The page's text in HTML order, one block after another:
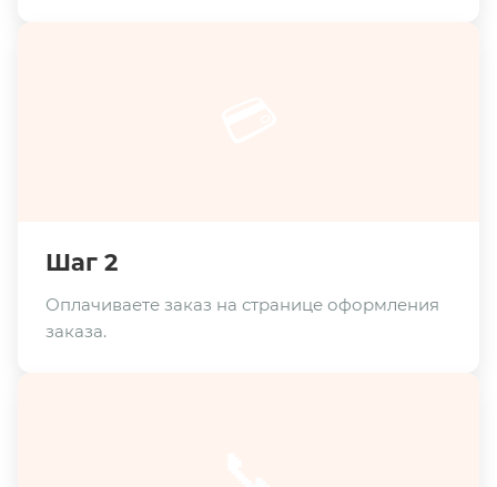
Шаг 2
Оплачиваете заказ на странице оформления
заказа.